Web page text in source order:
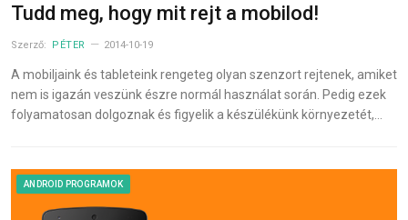
Tudd meg, hogy mit rejt a mobilod!
Szerző: PÉTER 2014-10-19
A mobiljaink és tableteink rengeteg olyan szenzort rejtenek, amiket
nem is igazán veszünk észre normál használat során. Pedig ezek
folyamatosan dolgoznak és figyelik a készülékünk környezetét,…
ANDROID PROGRAMOK